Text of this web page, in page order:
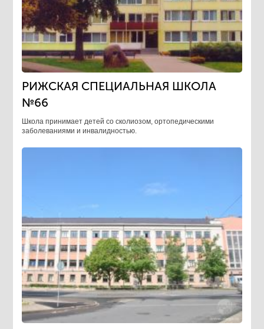
РИЖСКАЯ СПЕЦИАЛЬНАЯ ШКОЛА
№66
Школа принимает детей со сколиозом, ортопедическими
заболеваниями и инвалидностью.